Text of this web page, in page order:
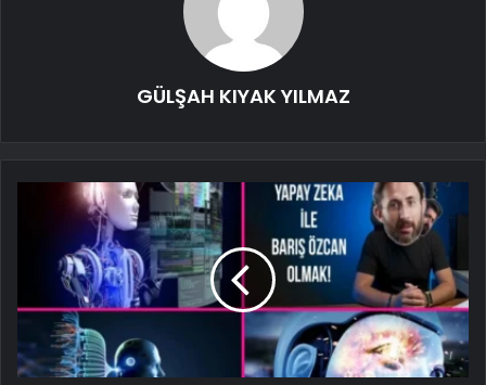
GÜLŞAH KIYAK YILMAZ